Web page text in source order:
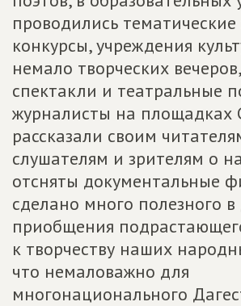
проводились тематические
конкурсы, учреждения
немало творческих
спектакли и театральные
журналисты на площадках
рассказали своим
слушателям и зрителям о
отсняты документальные
сделано много полезного в
приобщения
к творчеству наших
что немаловажно для
многонационального